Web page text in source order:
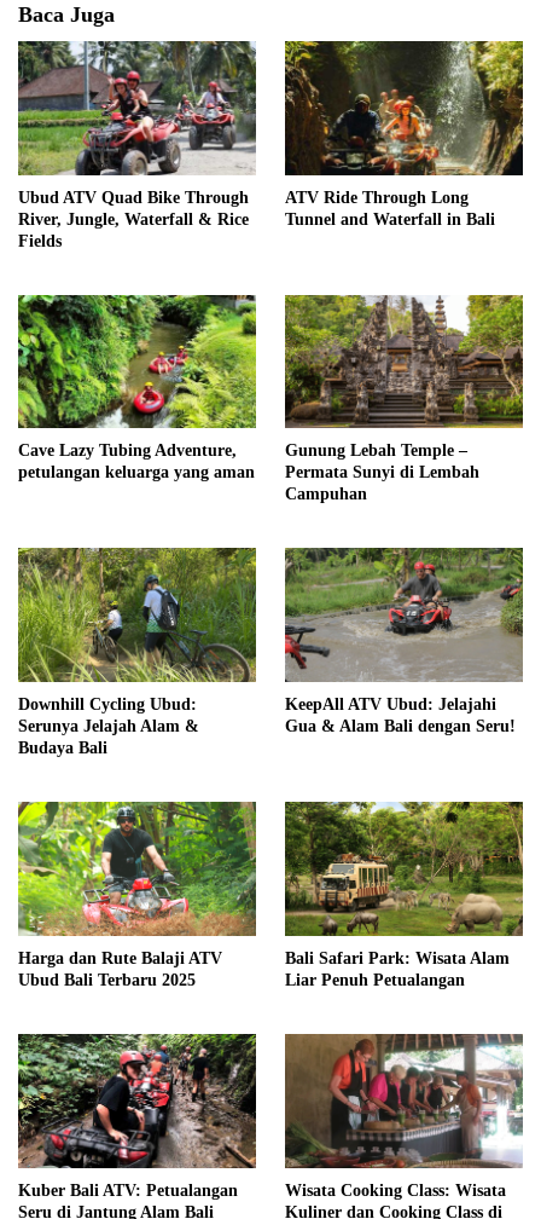
Baca Juga
Ubud ATV Quad Bike Through
River, Jungle, Waterfall & Rice
Fields
ATV Ride Through Long
Tunnel and Waterfall in Bali
Cave Lazy Tubing Adventure,
petulangan keluarga yang aman
Gunung Lebah Temple –
Permata Sunyi di Lembah
Campuhan
Downhill Cycling Ubud:
Serunya Jelajah Alam &
Budaya Bali
KeepAll ATV Ubud: Jelajahi
Gua & Alam Bali dengan Seru!
Harga dan Rute Balaji ATV
Ubud Bali Terbaru 2025
Bali Safari Park: Wisata Alam
Liar Penuh Petualangan
Kuber Bali ATV: Petualangan
Seru di Jantung Alam Bali
Wisata Cooking Class: Wisata
Kuliner dan Cooking Class di